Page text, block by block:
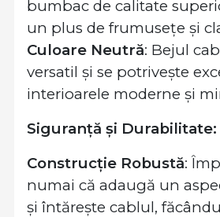
bumbac de calitate
un plus de frumusețe și
Culoare Neutră: Bejul
versatil și se potrivește
interioarele moderne și
Siguranță și Durabilitate:
Construcție Robustă:
numai că adaugă un
și întărește cablul,